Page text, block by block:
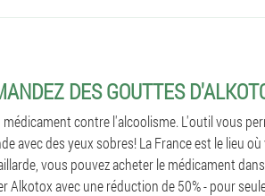
DES GOUTTES
contre l'alcoolisme. L'outil vous
avec des yeux sobres! La France est le lieu
vous pouvez acheter le médicament
Alkotox avec une réduction de 50% - pour